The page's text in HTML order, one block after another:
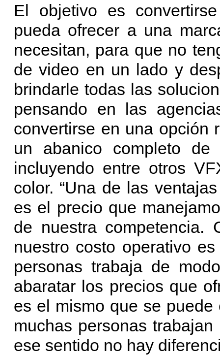
El objetivo es
pueda ofrecer a una
necesitan, para que no
de video en un lado y
brindarle todas las
pensando en las
convertirse en una opción
un abanico completo de
incluyendo entre otros
color. “Una de las
es el precio que
de nuestra competencia.
nuestro costo operativo
personas trabaja de
abaratar los precios que
es el mismo que se
muchas personas
ese sentido no hay